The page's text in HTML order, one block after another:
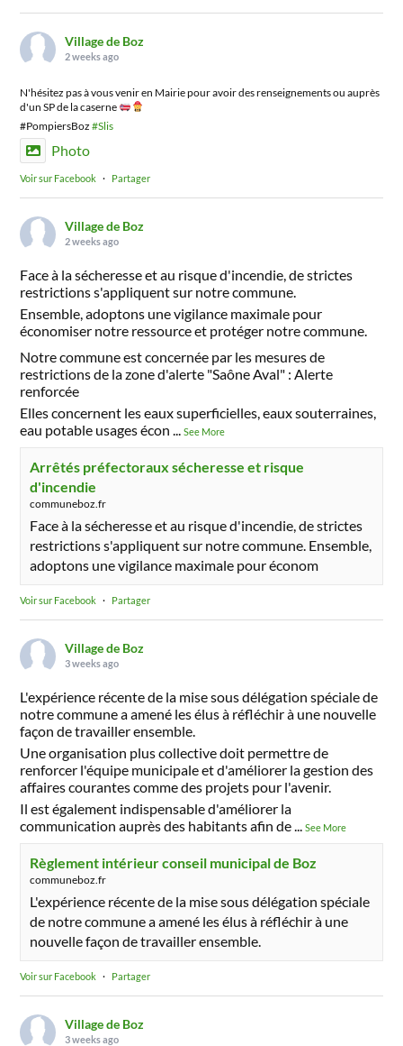
Village de Boz
2 weeks ago
N'hésitez pas à vous venir en Mairie pour avoir des renseignements ou auprès
d'un SP de la caserne
#PompiersBoz#Slis
Photo
Voir sur Facebook · Partager
Village de Boz
2 weeks ago
Face à la sécheresse et au risque d'incendie, de strictes
restrictions s'appliquent sur notre commune.
Ensemble, adoptons une vigilance maximale pour
économiser notre ressource et protéger notre commune.
Notre commune est concernée par les mesures de
restrictions de la zone d'alerte "Saône Aval" : Alerte
renforcée
Elles concernent les eaux superficielles, eaux souterraines,
eau potable usages écon
...See More
Arrêtés préfectoraux sécheresse et risque
d'incendie
communeboz.fr
Face à la sécheresse et au risque d'incendie, de strictes
restrictions s'appliquent sur notre commune. Ensemble,
adoptons une vigilance maximale pour économ
Voir sur Facebook · Partager
Village de Boz
3 weeks ago
L'expérience récente de la mise sous délégation spéciale de
notre commune a amené les élus à réfléchir à une nouvelle
façon de travailler ensemble.
Une organisation plus collective doit permettre de
renforcer l'équipe municipale et d'améliorer la gestion des
affaires courantes comme des projets pour l'avenir.
Il est également indispensable d'améliorer la
communication auprès des habitants afin de
...See More
Règlement intérieur conseil municipal de Boz
communeboz.fr
L'expérience récente de la mise sous délégation spéciale
de notre commune a amené les élus à réfléchir à une
nouvelle façon de travailler ensemble.
Voir sur Facebook · Partager
Village de Boz
3 weeks ago